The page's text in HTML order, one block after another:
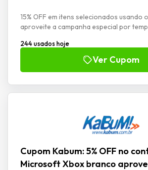
15% OFF em itens selecionados usando
aproveite a campanha especial por
244 usados hoje
Ver Cupom
Cupom Kabum: 5% OFF no
Microsoft Xbox branco